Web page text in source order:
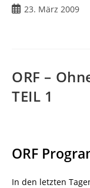
Beitrag
23. März 2009
ORF –
TEIL 1
ORF
In den letzten